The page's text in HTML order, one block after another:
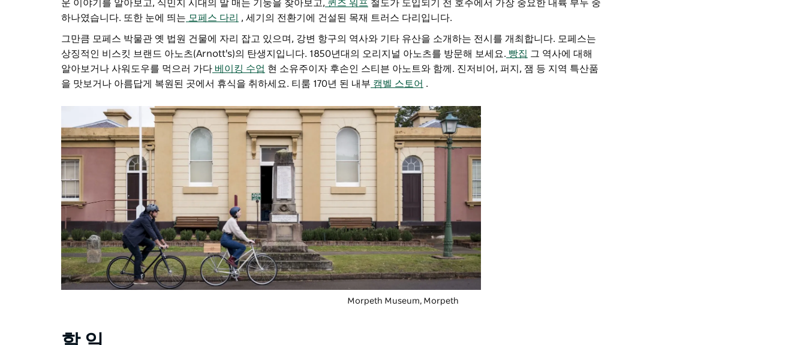
운 이야기를 알아보고, 식민지 시대의 말 매는 기둥을 찾아보고, 퀸즈 워프 철도가 도입되기 전 호주에서 가장 중요한 내륙 부두 중
하나였습니다. 또한 눈에 띄는 모페스 다리 , 세기의 전환기에 건설된 목재 트러스 다리입니다.
그만큼 모페스 박물관 옛 법원 건물에 자리 잡고 있으며, 강변 항구의 역사와 기타 유산을 소개하는 전시를 개최합니다. 모페스는
상징적인 비스킷 브랜드 아노츠(Arnott's)의 탄생지입니다. 1850년대의 오리지널 아노츠를 방문해 보세요. 빵집 그 역사에 대해
알아보거나 사워도우를 먹으러 가다 베이킹 수업 현 소유주이자 후손인 스티븐 아노트와 함께. 진저비어, 퍼지, 잼 등 지역 특산품
을 맛보거나 아름답게 복원된 곳에서 휴식을 취하세요. 티룸 170년 된 내부 캠벨 스토어 .
Morpeth Museum, Morpeth